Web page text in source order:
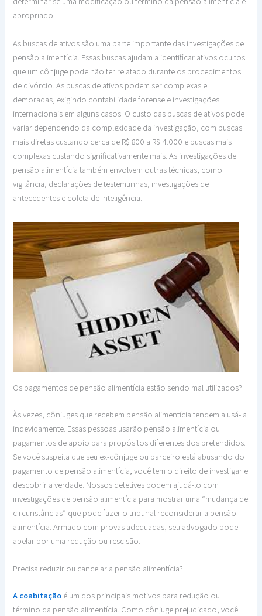
apropriado.
As buscas de ativos são uma parte importante das investigações de
pensão alimentícia. Essas buscas ajudam a identificar ativos ocultos
que um cônjuge pode não ter relatado durante os procedimentos
de divórcio. As buscas de ativos podem ser complexas e
demoradas, exigindo contabilidade forense e investigações
internacionais em alguns casos. O custo das buscas de ativos pode
variar dependendo da complexidade da investigação, com buscas
mais diretas custando cerca de R$ 800 a R$ 4.000 e buscas mais
complexas custando significativamente mais. As investigações de
pensão alimentícia também envolvem outras técnicas, como
vigilância, declarações de testemunhas, investigações de
antecedentes e coleta de inteligência.
Os pagamentos de pensão alimentícia estão sendo mal utilizados?
Às vezes, cônjuges que recebem pensão alimentícia tendem a usá-la
indevidamente. Essas pessoas usarão pensão alimentícia ou
pagamentos de apoio para propósitos diferentes dos pretendidos.
Se você suspeita que seu ex-cônjuge ou parceiro está abusando do
pagamento de pensão alimentícia, você tem o direito de investigar e
descobrir a verdade. Nossos detetives podem ajudá-lo com
investigações de pensão alimentícia para mostrar uma “mudança de
circunstâncias” que pode fazer o tribunal reconsiderar a pensão
alimentícia. Armado com provas adequadas, seu advogado pode
apelar por uma redução ou rescisão.
Precisa reduzir ou cancelar a pensão alimentícia?
A coabitação é um dos principais motivos para redução ou
término da pensão alimentícia. Como cônjuge prejudicado, você